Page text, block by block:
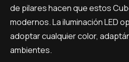
de pilares hacen que estos
modernos. La iluminación LED
adoptar cualquier color,
ambientes.